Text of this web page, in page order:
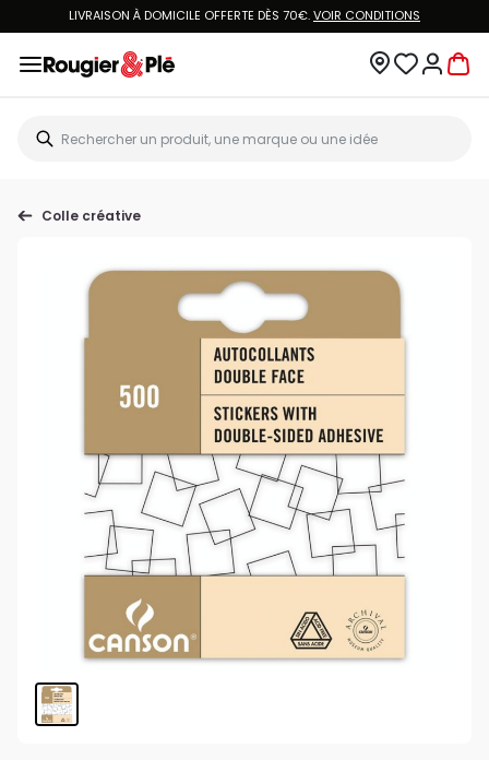
LIVRAISON À DOMICILE OFFERTE DÈS 70€.VOIR CONDITIONS
Colle créative